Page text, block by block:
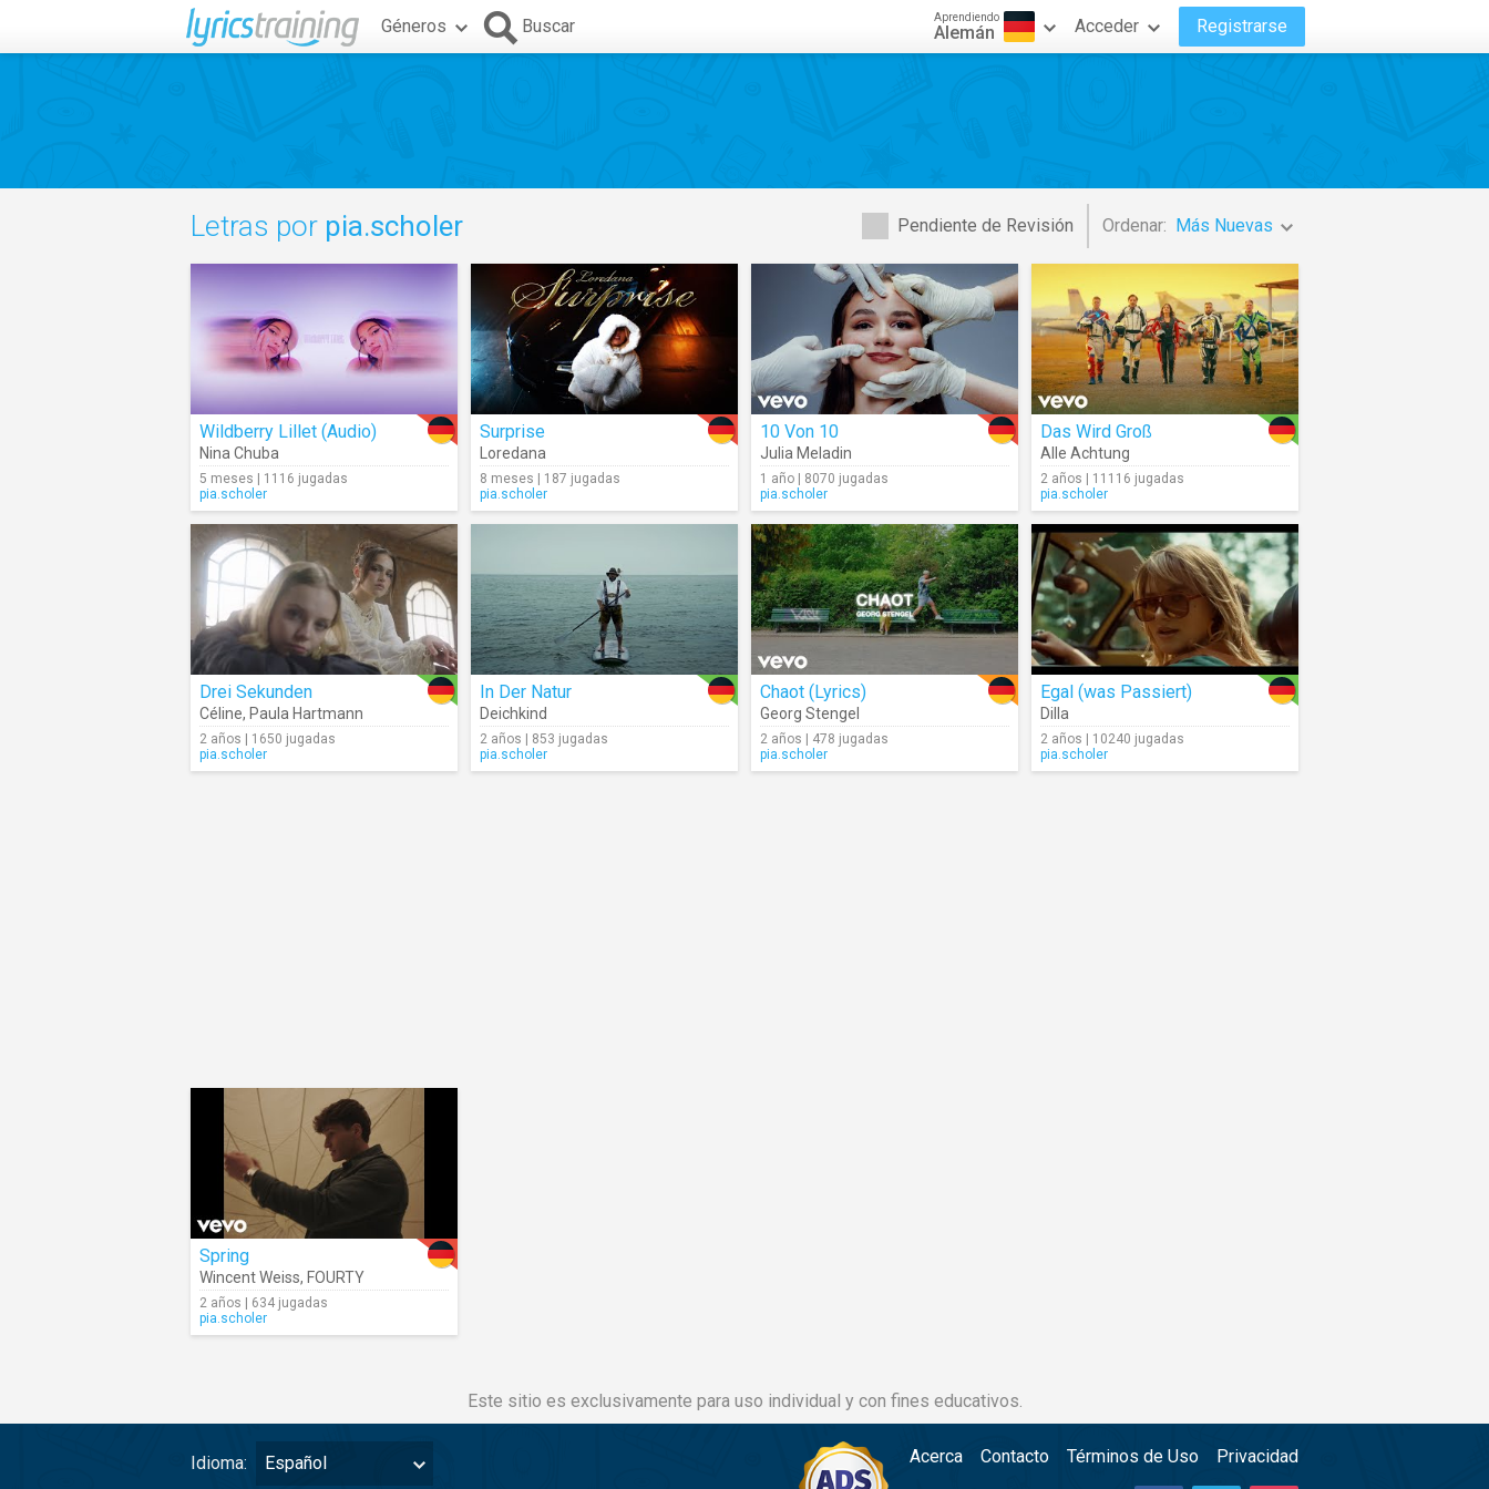
Géneros Buscar Aprendiendo
Alemán Acceder Registrarse
Pendiente de Revisión Ordenar: Más Nuevas
Letras por pia.scholer
Wildberry Lillet (Audio)
Nina Chuba
5 meses | 1116 jugadas
pia.scholer
Surprise
Loredana
8 meses | 187 jugadas
pia.scholer
10 Von 10
Julia Meladin
1 año | 8070 jugadas
pia.scholer
Das Wird Groß
Alle Achtung
2 años | 11116 jugadas
pia.scholer
Drei Sekunden
Céline, Paula Hartmann
2 años | 1650 jugadas
pia.scholer
In Der Natur
Deichkind
2 años | 853 jugadas
pia.scholer
Chaot (Lyrics)
Georg Stengel
2 años | 478 jugadas
pia.scholer
Egal (was Passiert)
Dilla
2 años | 10240 jugadas
pia.scholer
Spring
Wincent Weiss, FOURTY
2 años | 634 jugadas
pia.scholer
Este sitio es exclusivamente para uso individual y con fines educativos.
Idioma: Español Acerca Contacto Términos de Uso Privacidad